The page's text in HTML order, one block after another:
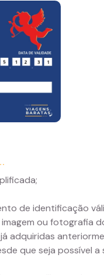
de identificação
ou fotografia
adquiridas
que seja possível